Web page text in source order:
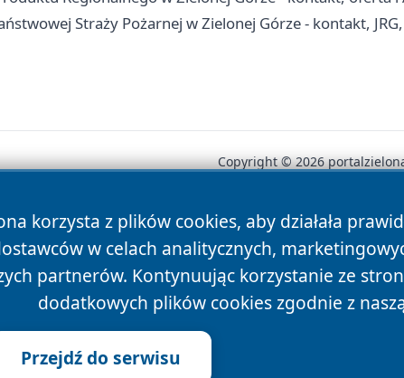
Straży Pożarnej w Zielonej Górze - kontakt,
korzysta z plików cookies, aby działała
w celach analitycznych,
partnerów. Kontynuując korzystanie ze
dodatkowych plików cookies zgodnie z
Przejdź do serwisu
Copyright © 2026
News Autorzy